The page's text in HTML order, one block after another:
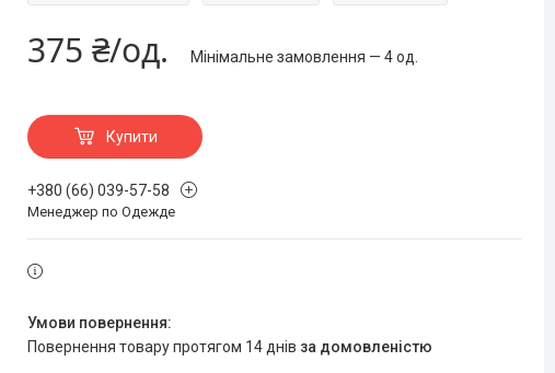
375 ₴/од. Мінімальне замовлення — 4 од.
Купити
+380 (66) 039-57-58
Менеджер по Одежде
повернення товару протягом 14 днів за домовленістю